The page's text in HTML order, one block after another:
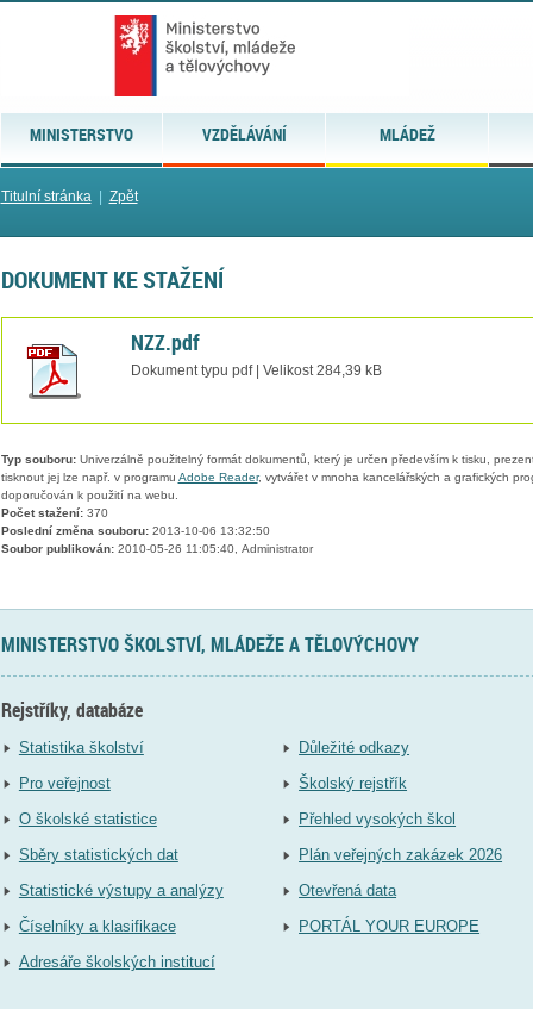
MINISTERSTVO VZDĚLÁVÁNÍ MLÁDEŽ
Titulní stránka| Zpět
DOKUMENT KE STAŽENÍ
NZZ.pdf
Dokument typu pdf | Velikost 284,39 kB
Typ souboru:Univerzálně použitelný formát dokumentů, který je určen především k tisku,
tisknout jej lze např. v programu Adobe Reader, vytvářet v mnoha kancelářských a grafických
doporučován k použití na webu.
Počet stažení:370
Poslední změna souboru:2013-10-06 13:32:50
Soubor publikován:2010-05-26 11:05:40, Administrator
MINISTERSTVO ŠKOLSTVÍ, MLÁDEŽE A TĚLOVÝCHOVY
Rejstříky, databáze
Statistika školství
Pro veřejnost
O školské statistice
Sběry statistických dat
Statistické výstupy a analýzy
Číselníky a klasifikace
Adresáře školských institucí
Důležité odkazy
Školský rejstřík
Přehled vysokých škol
Plán veřejných zakázek 2026
Otevřená data
PORTÁL YOUR EUROPE